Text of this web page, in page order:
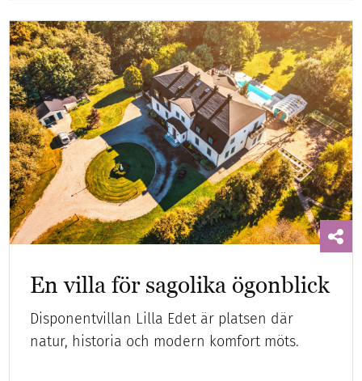
En villa för sagolika ögonblick
Disponentvillan Lilla Edet är platsen där
natur, historia och modern komfort möts.